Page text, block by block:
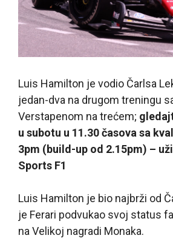
Luis Hamilton je vodio Čarlsa
jedan-dva na drugom treningu
Verstapenom na trećem;
u subotu u 11.30 časova sa
3pm (build-up od 2.15pm) –
Sports F1
Luis Hamilton je bio najbrži od
je Ferari podvukao svoj status
na Velikoj nagradi Monaka.